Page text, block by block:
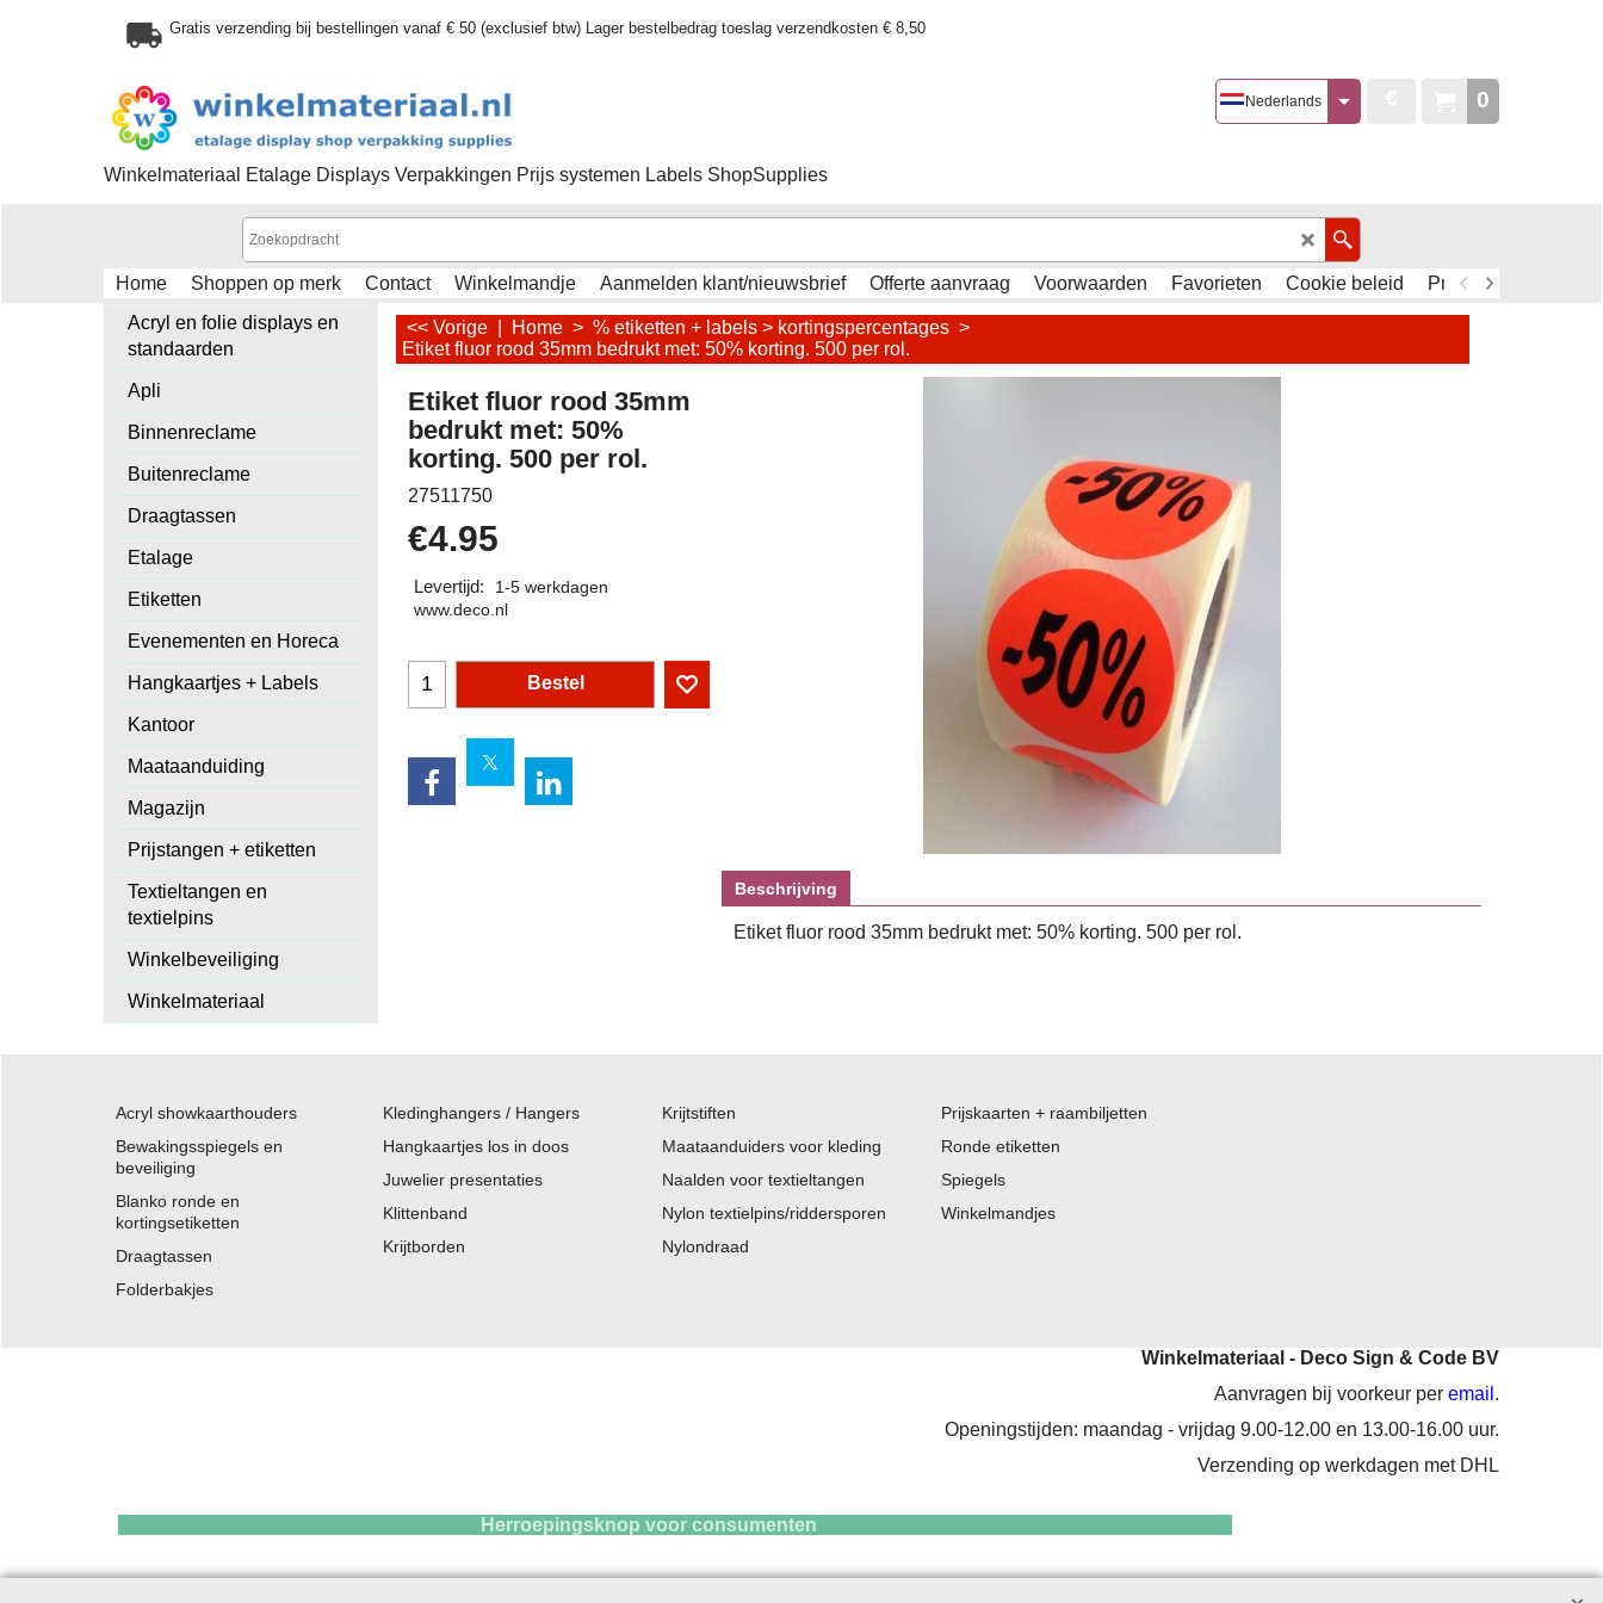
Gratis verzending bij bestellingen vanaf € 50 (exclusief btw) Lager bestelbedrag toeslag verzendkosten € 8,50
0
Nederlands
Winkelmateriaal Etalage Displays Verpakkingen Prijs systemen Labels ShopSupplies
Home Shoppen op merk Contact Winkelmandje Aanmelden klant/nieuwsbrief Offerte aanvraag Voorwaarden Favorieten Cookie beleid
Privacy Policy - AVG
Acryl en folie displays en
standaarden
Apli
Binnenreclame
Buitenreclame
Draagtassen
Etalage
Etiketten
Evenementen en Horeca
Hangkaartjes + Labels
Kantoor
Maataanduiding
Magazijn
Prijstangen + etiketten
Textieltangen en
textielpins
Winkelbeveiliging
Winkelmateriaal
<< Vorige Home > % etiketten + labels > kortingspercentages >
Etiket fluor rood 35mm bedrukt met: 50% korting. 500 per rol.
Etiket fluor rood 35mm
bedrukt met: 50%
korting. 500 per rol.
27511750
€4.95
Levertijd:
1-5 werkdagen
www.deco.nl
Bestel
Beschrijving
Etiket fluor rood 35mm bedrukt met: 50% korting. 500 per rol.
Acryl showkaarthouders
Bewakingsspiegels en
beveiliging
Blanko ronde en
kortingsetiketten
Draagtassen
Folderbakjes
Kledinghangers / Hangers
Hangkaartjes los in doos
Juwelier presentaties
Klittenband
Krijtborden
Krijtstiften
Maataanduiders voor kleding
Naalden voor textieltangen
Nylon textielpins/riddersporen
Nylondraad
Prijskaarten + raambiljetten
Ronde etiketten
Spiegels
Winkelmandjes
Winkelmateriaal - Deco Sign & Code BV
Aanvragen bij voorkeur per email .
Openingstijden: maandag - vrijdag 9.00-12.00 en 13.00-16.00 uur.
Verzending op werkdagen met DHL
Herroepingsknop voor consumenten